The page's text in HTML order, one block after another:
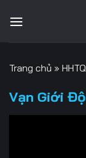
qua
Trang chủ »
Vạn Giới